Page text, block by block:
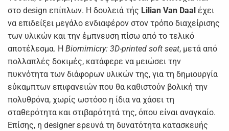
στο design επίπλων. Η δουλειά τής Lilian Van Daal έχει
να επιδείξει μεγάλο ενδιαφέρον στον τρόπο διαχείρισης
των υλικών και την έμπνευση πίσω από το τελικό
αποτέλεσμα. Η Biomimicry: 3D-printed soft seat, μετά από
πολλαπλές δοκιμές, κατάφερε να μειώσει την
πυκνότητα των διάφορων υλικών της, για τη δημιουργία
εύκαμπτων επιφανειών που θα καθιστούν βολική την
πολυθρόνα, χωρίς ωστόσο η ίδια να χάσει τη
σταθερότητα και στιβαρότητά της, όπου είναι αναγκαίο.
Επίσης, η designer ερευνά τη δυνατότητα κατασκευής